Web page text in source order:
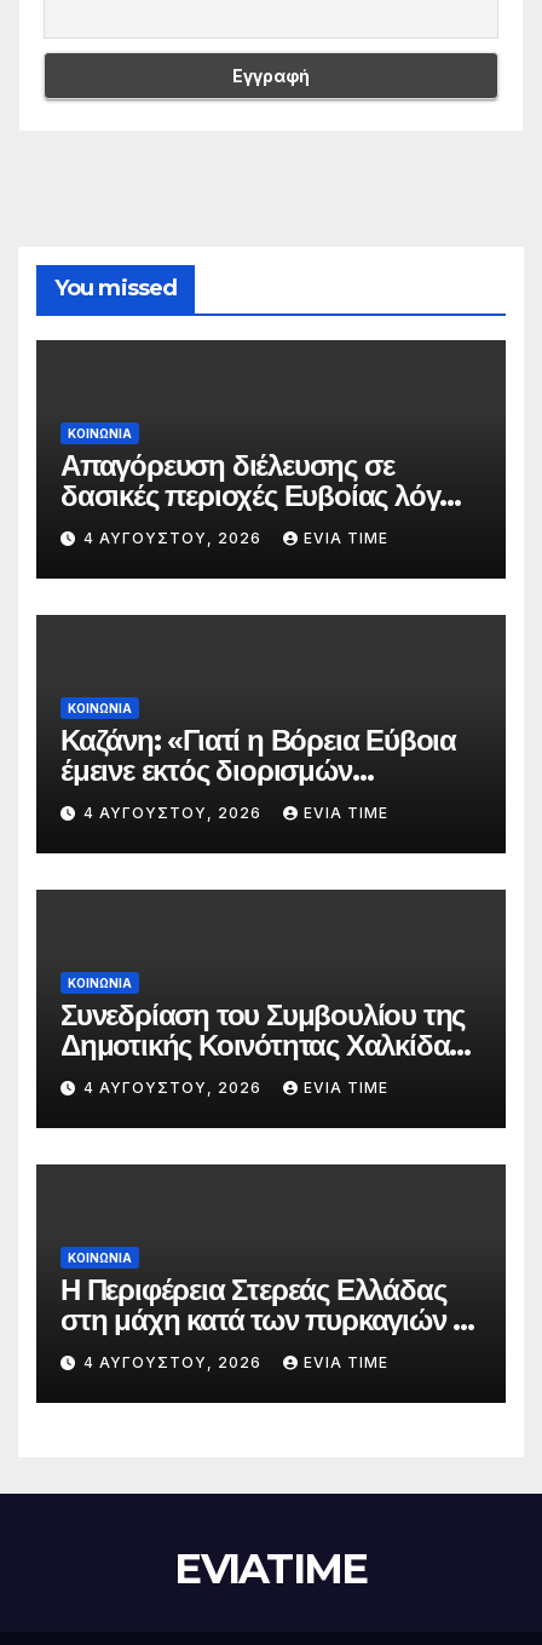
You missed
ΚΟΙΝΩΝΙΑ
Απαγόρευση διέλευσης σε
δασικές περιοχές Ευβοίας λόγω
πολύ υψηλού κινδύνου
πυρκαγιάς
4 ΑΥΓΟΎΣΤΟΥ, 2026 EVIA TIME
ΚΟΙΝΩΝΙΑ
Καζάνη: «Γιατί η Βόρεια Εύβοια
έμεινε εκτός διορισμών
δασκάλων;»
4 ΑΥΓΟΎΣΤΟΥ, 2026 EVIA TIME
ΚΟΙΝΩΝΙΑ
Συνεδρίαση του Συμβουλίου της
Δημοτικής Κοινότητας Χαλκίδας
την 5 Αυγούστου
4 ΑΥΓΟΎΣΤΟΥ, 2026 EVIA TIME
ΚΟΙΝΩΝΙΑ
Η Περιφέρεια Στερεάς Ελλάδας
στη μάχη κατά των πυρκαγιών –
Δράσεις και στήριξη σε πέντε
περιφερειακές ενότητες
4 ΑΥΓΟΎΣΤΟΥ, 2026 EVIA TIME
EVIATIME